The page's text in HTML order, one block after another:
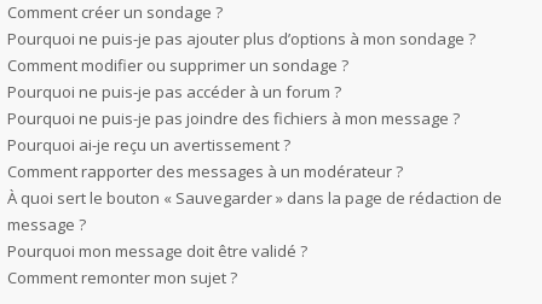
Comment créer un sondage ?
Pourquoi ne puis-je pas ajouter plus d’options à mon sondage ?
Comment modifier ou supprimer un sondage ?
Pourquoi ne puis-je pas accéder à un forum ?
Pourquoi ne puis-je pas joindre des fichiers à mon message ?
Pourquoi ai-je reçu un avertissement ?
Comment rapporter des messages à un modérateur ?
À quoi sert le bouton « Sauvegarder » dans la page de rédaction de
message ?
Pourquoi mon message doit être validé ?
Comment remonter mon sujet ?